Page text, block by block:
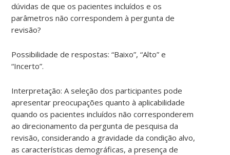
dúvidas de que os pacientes incluídos e os
parâmetros não correspondem à pergunta de
revisão?
Possibilidade de respostas: “Baixo”, “Alto” e
“Incerto”.
Interpretação: A seleção dos participantes pode
apresentar preocupações quanto à aplicabilidade
quando os pacientes incluídos não corresponderem
ao direcionamento da pergunta de pesquisa da
revisão, considerando a gravidade da condição alvo,
as características demográficas, a presença de